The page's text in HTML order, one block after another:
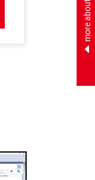
more about